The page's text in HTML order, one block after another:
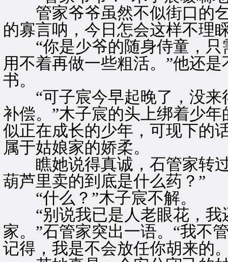
管家爷爷虽然不似街口的乞
的寡言呐，今日怎会这样不理
“你是少爷的随身侍童，只
用不着再做一些粗活。”他还
书。
“可子宸今早起晚了，没来
补偿。”木子宸的头上绑着少
似正在成长的少年，可现下的
属于姑娘家的娇柔。
瞧她说得真诚，石管家转过
葫芦里卖的到底是什么药？”
“什么？”木子宸不解。
“别说我已是人老眼花，我
家。”石管家突出一语。“我不
记得，我是不会放任你胡来的